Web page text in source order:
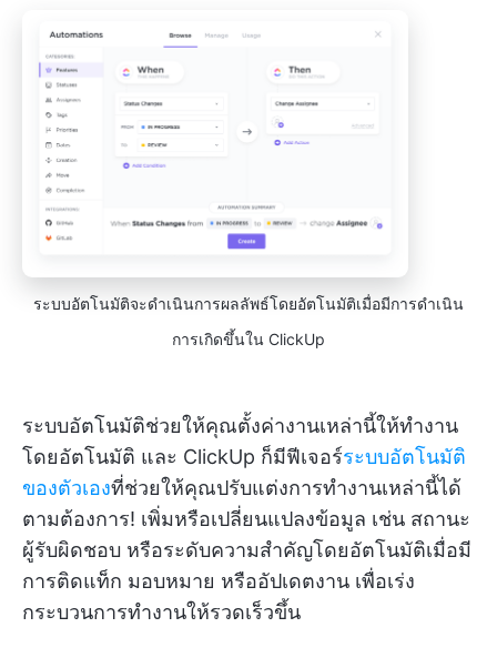
ระบบอัตโนมัติจะดำเนินการผลลัพธ์โดยอัตโนมัติเมื่อมีการดำเนิน
การเกิดขึ้นใน ClickUp
ระบบอัตโนมัติช่วยให้คุณตั้งค่างานเหล่านี้ให้ทำงาน
โดยอัตโนมัติ และ ClickUp ก็มีฟีเจอร์ระบบอัตโนมัติ
ของตัวเองที่ช่วยให้คุณปรับแต่งการทำงานเหล่านี้ได้
ตามต้องการ! เพิ่มหรือเปลี่ยนแปลงข้อมูล เช่น สถานะ
ผู้รับผิดชอบ หรือระดับความสำคัญโดยอัตโนมัติเมื่อมี
การติดแท็ก มอบหมาย หรืออัปเดตงาน เพื่อเร่ง
กระบวนการทำงานให้รวดเร็วขึ้น